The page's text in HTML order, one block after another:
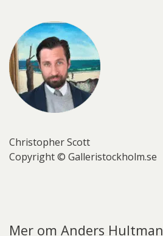
Christopher Scott
Copyright © Galleristockholm.se
Mer om Anders Hultman